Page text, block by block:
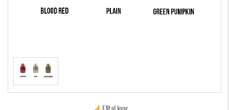
Fåtal kvar